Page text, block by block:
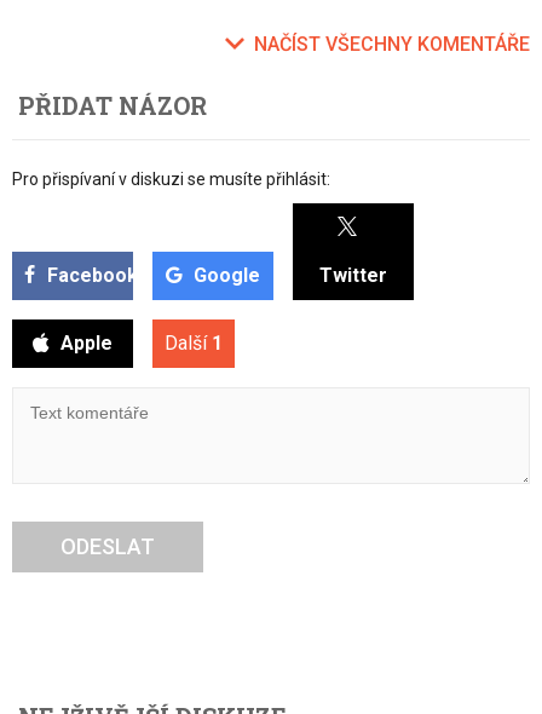
NAČÍST VŠECHNY KOMENTÁŘE
PŘIDAT NÁZOR
Pro přispívaní v diskuzi se musíte přihlásit:
Facebook Google Twitter
Apple Další 1
ODESLAT